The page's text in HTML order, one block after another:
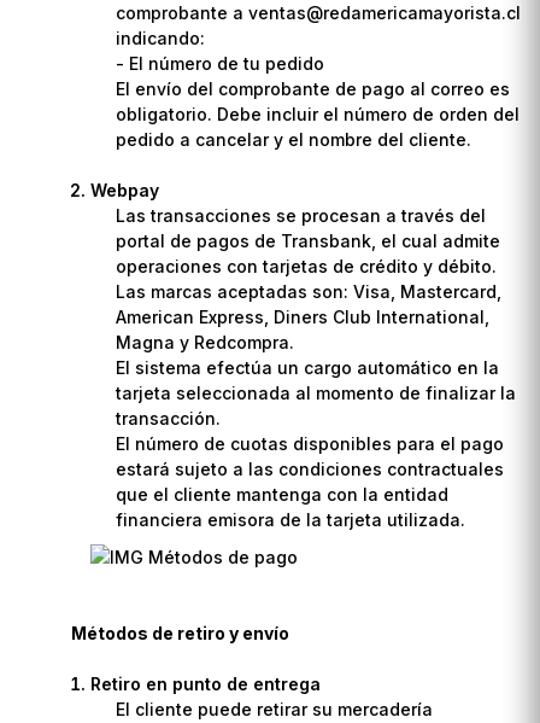
comprobante a ventas@redamericamayorista.cl
indicando:
- El número de tu pedido
El envío del comprobante de pago al correo es
obligatorio. Debe incluir el número de orden del
pedido a cancelar y el nombre del cliente.
Webpay
Las transacciones se procesan a través del
portal de pagos de Transbank, el cual admite
operaciones con tarjetas de crédito y débito.
Las marcas aceptadas son: Visa, Mastercard,
American Express, Diners Club International,
Magna y Redcompra.
El sistema efectúa un cargo automático en la
tarjeta seleccionada al momento de finalizar la
transacción.
El número de cuotas disponibles para el pago
estará sujeto a las condiciones contractuales
que el cliente mantenga con la entidad
financiera emisora de la tarjeta utilizada.
Métodos de retiro y envío
Retiro en punto de entrega
El cliente puede retirar su mercadería